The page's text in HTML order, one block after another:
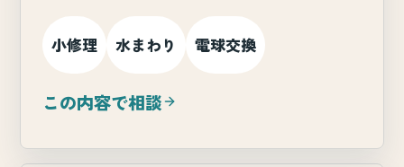
小修理 水まわり 電球交換
この内容で相談